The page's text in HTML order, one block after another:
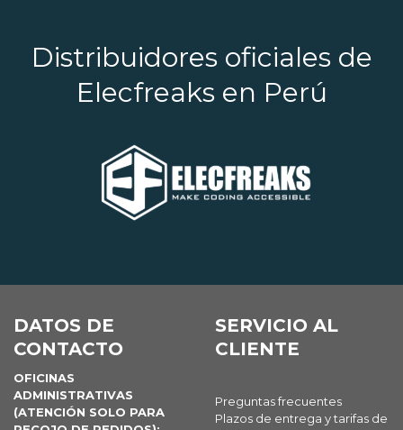
Distribuidores oficiales de
Elecfreaks en Perú
DATOS DE
CONTACTO
OFICINAS
ADMINISTRATIVAS
(ATENCIÓN SOLO PARA
SERVICIO AL
CLIENTE
Preguntas frecuentes
Plazos de entrega y tarifas de